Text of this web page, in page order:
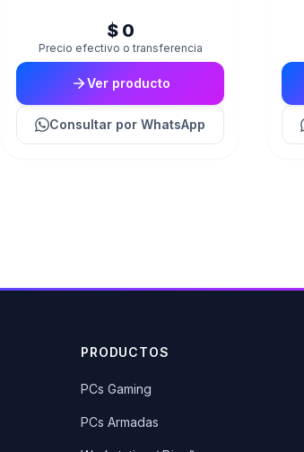
$ 0
Precio efectivo o transferencia
Ver producto
Consultar por WhatsApp
PRODUCTOS
PCs Gaming
PCs Armadas